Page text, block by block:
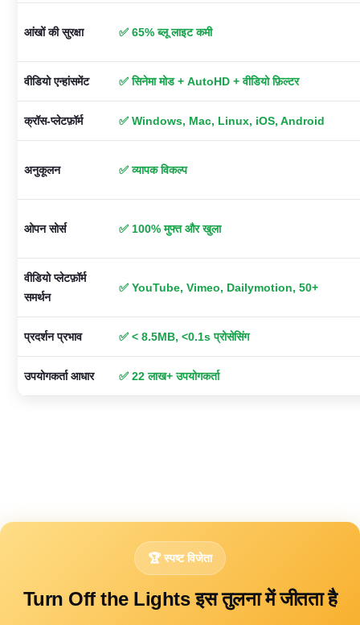
आंखों की सुरक्षा ✅ 65% ब्लू लाइट कमी
वीडियो एन्हांसमेंट ✅ सिनेमा मोड + AutoHD + वीडियो फ़िल्टर
क्रॉस-प्लेटफ़ॉर्म ✅ Windows, Mac, Linux, iOS, Android
अनुकूलन ✅ व्यापक विकल्प
ओपन सोर्स ✅ 100% मुफ्त और खुला
वीडियो प्लेटफ़ॉर्म
समर्थन
✅ YouTube, Vimeo, Dailymotion, 50+
प्रदर्शन प्रभाव ✅ < 8.5MB, <0.1s प्रोसेसिंग
उपयोगकर्ता आधार ✅ 22 लाख+ उपयोगकर्ता
🏆 स्पष्ट विजेता
Turn Off the Lights इस तुलना में जीतता है